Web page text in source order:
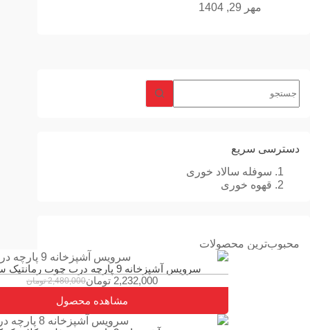
مهر 29, 1404
دسترسی سریع
سوفله سالاد خوری
قهوه خوری
محبوب‌ترین محصولات
سرویس آشپزخانه 9 پارچه درب چوب رمانتیک سفید
2,480,000 تومان 2,232,000 تومان
مشاهده محصول